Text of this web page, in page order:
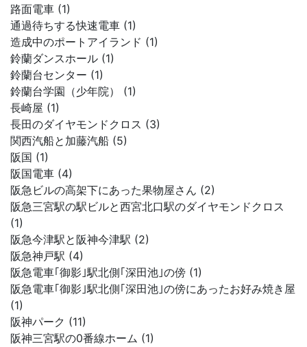
路面電車 (1)
通過待ちする快速電車 (1)
造成中のポートアイランド (1)
鈴蘭ダンスホール (1)
鈴蘭台センター (1)
鈴蘭台学園（少年院） (1)
長崎屋 (1)
長田のダイヤモンドクロス (3)
関西汽船と加藤汽船 (5)
阪国 (1)
阪国電車 (4)
阪急ビルの高架下にあった果物屋さん (2)
阪急三宮駅の駅ビルと西宮北口駅のダイヤモンドクロス
(1)
阪急今津駅と阪神今津駅 (2)
阪急神戸駅 (4)
阪急電車｢御影｣駅北側｢深田池｣の傍 (1)
阪急電車｢御影｣駅北側｢深田池｣の傍にあったお好み焼き屋
(1)
阪神パーク (11)
阪神三宮駅の0番線ホーム (1)